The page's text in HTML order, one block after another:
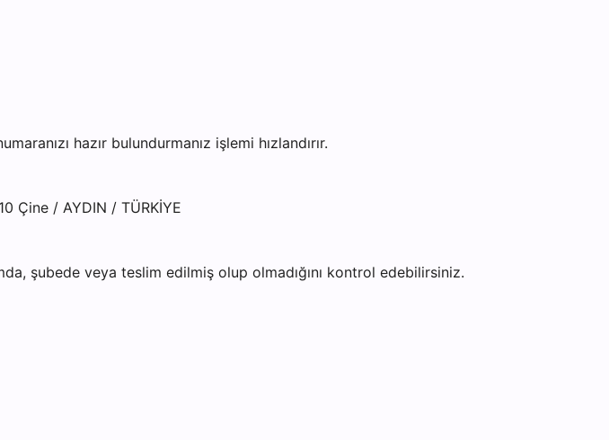
hazır bulundurmanız işlemi hızlandırır.
Çine / AYDIN / TÜRKİYE
şubede veya teslim edilmiş olup olmadığını kontrol edebilirsiniz.